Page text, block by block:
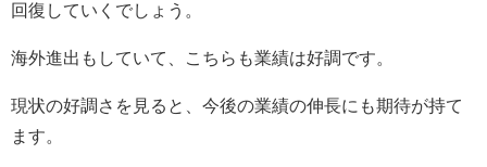
回復していくでしょう。
海外進出もしていて、こちらも業績は好調です。
現状の好調さを見ると、今後の業績の伸長にも期待が持て
ます。